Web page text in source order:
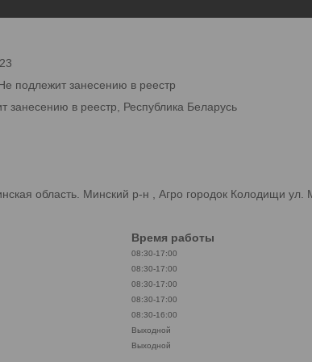
подлежит занесению в реестр
занесению в реестр, Республика Беларусь
область. Минский р-н , Агро городок Колодищи ул.
Время работы
08:30-17:00
08:30-17:00
08:30-17:00
08:30-17:00
08:30-16:00
Выходной
Выходной